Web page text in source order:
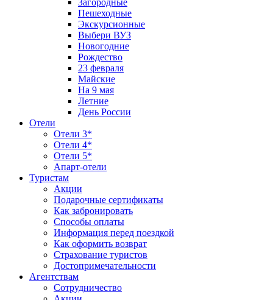
Загородные
Пешеходные
Экскурсионные
Выбери ВУЗ
Новогодние
Рождество
23 февраля
Майские
На 9 мая
Летние
День России
Отели
Отели 3*
Отели 4*
Отели 5*
Апарт-отели
Туристам
Акции
Подарочные сертификаты
Как забронировать
Способы оплаты
Информация перед поездкой
Как оформить возврат
Страхование туристов
Достопримечательности
Агентствам
Сотрудничество